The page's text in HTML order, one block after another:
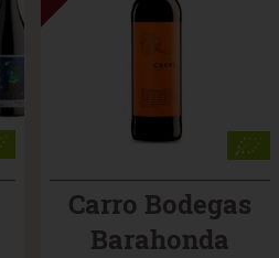
Carro Bodegas
Barahonda